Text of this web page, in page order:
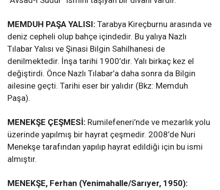
MEMDUH PAŞA YALISI: Tarabya Kireçburnu arasında ve
deniz cepheli olup bahçe içindedir. Bu yalıya Nazlı
Tılabar Yalısı ve Şinasi Bilgin Sahilhanesi de
denilmektedir. İnşa tarihi 1900’dır. Yalı birkaç kez el
değiştirdi. Önce Nazlı Tılabar’a daha sonra da Bilgin
ailesine geçti. Tarihi eser bir yalıdır (Bkz: Memduh
Paşa).
MENEKŞE ÇEŞMESİ: Rumilefeneri’nde ve mezarlık yolu
üzerinde yapılmış bir hayrat çeşmedir. 2008’de Nuri
Menekşe tarafından yapılıp hayrat edildiği için bu ismi
almıştır.
MENEKŞE, Ferhan (Yenimahalle/Sarıyer, 1950):